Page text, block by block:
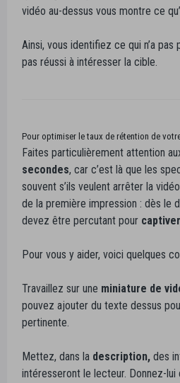
vidéo au-dessus vous montre ce
Ainsi, vous identifiez ce qui n’a pas
pas réussi à intéresser la cible.
Pour optimiser le taux de rétention de
Faites particulièrement attention
secondes, car c’est là que les
souvent s’ils veulent arrêter la
de la première impression : dès le
devez être percutant pour
Pour vous y aider, voici quelques
Travaillez sur une miniature de
pouvez ajouter du texte dessus
pertinente.
Mettez, dans la description, des
intéresseront le lecteur. Donnez-